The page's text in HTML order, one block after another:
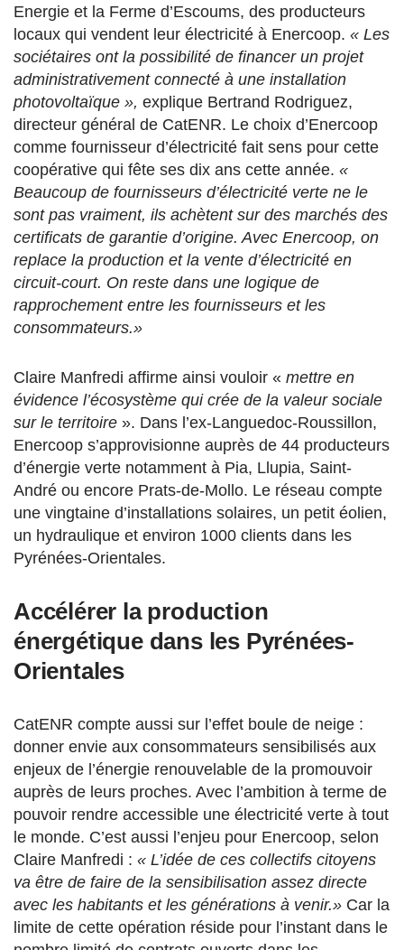
Energie et la Ferme d’Escoums, des producteurs
locaux qui vendent leur électricité à Enercoop. « Les
sociétaires ont la possibilité de financer un projet
administrativement connecté à une installation
photovoltaïque », explique Bertrand Rodriguez,
directeur général de CatENR. Le choix d’Enercoop
comme fournisseur d’électricité fait sens pour cette
coopérative qui fête ses dix ans cette année. «
Beaucoup de fournisseurs d’électricité verte ne le
sont pas vraiment, ils achètent sur des marchés des
certificats de garantie d’origine. Avec Enercoop, on
replace la production et la vente d’électricité en
circuit-court. On reste dans une logique de
rapprochement entre les fournisseurs et les
consommateurs.»
Claire Manfredi affirme ainsi vouloir « mettre en
évidence l’écosystème qui crée de la valeur sociale
sur le territoire ». Dans l’ex-Languedoc-Roussillon,
Enercoop s’approvisionne auprès de 44 producteurs
d’énergie verte notamment à Pia, Llupia, Saint-
André ou encore Prats-de-Mollo. Le réseau compte
une vingtaine d’installations solaires, un petit éolien,
un hydraulique et environ 1000 clients dans les
Pyrénées-Orientales.
Accélérer la production
énergétique dans les Pyrénées-
Orientales
CatENR compte aussi sur l’effet boule de neige :
donner envie aux consommateurs sensibilisés aux
enjeux de l’énergie renouvelable de la promouvoir
auprès de leurs proches. Avec l’ambition à terme de
pouvoir rendre accessible une électricité verte à tout
le monde. C’est aussi l’enjeu pour Enercoop, selon
Claire Manfredi : « L’idée de ces collectifs citoyens
va être de faire de la sensibilisation assez directe
avec les habitants et les générations à venir.» Car la
limite de cette opération réside pour l’instant dans le